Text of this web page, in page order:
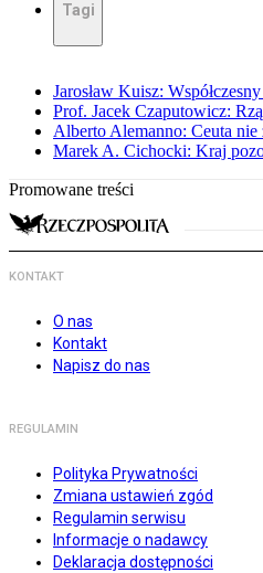
Tagi
Jarosław Kuisz:
Prof. Jacek Czaputowicz:
Alberto Alemanno: Ceuta
Marek A. Cichocki: Kraj
Promowane treści
KONTAKT
O nas
Kontakt
Napisz do nas
REGULAMIN
Polityka Prywatności
Zmiana ustawień zgód
Regulamin serwisu
Informacje o nadawcy
Deklaracja dostępności